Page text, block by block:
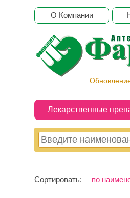
О Компании
Лекарственные
Сортировать: по